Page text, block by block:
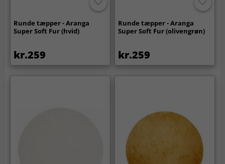
Runde tæpper - Aranga
Super Soft Fur (hvid)
kr.259
Runde tæpper - Aranga
Super Soft Fur (olivengrøn)
kr.259